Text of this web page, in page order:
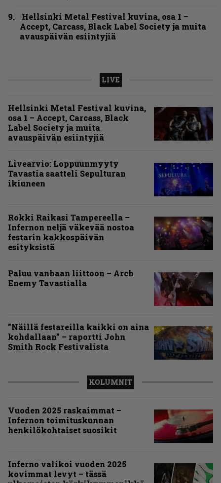
Hellsinki Metal Festival kuvina, osa 1 –
Accept, Carcass, Black Label Society ja muita
avauspäivän esiintyjiä
LIVE
Hellsinki Metal Festival kuvina,
osa 1 – Accept, Carcass, Black
Label Society ja muita
avauspäivän esiintyjiä
Livearvio: Loppuunmyyty
Tavastia saatteli Sepulturan
ikiuneen
Rokki Raikasi Tampereella –
Infernon neljä väkevää nostoa
festarin kakkospäivän
esityksistä
Paluu vanhaan liittoon – Arch
Enemy Tavastialla
”Näillä festareilla kaikki on aina
kohdallaan” – raportti John
Smith Rock Festivalista
KOLUMNIT
Vuoden 2025 raskaimmat –
Infernon toimituskunnan
henkilökohtaiset suosikit
Inferno valikoi vuoden 2025
kovimmat levyt – tässä